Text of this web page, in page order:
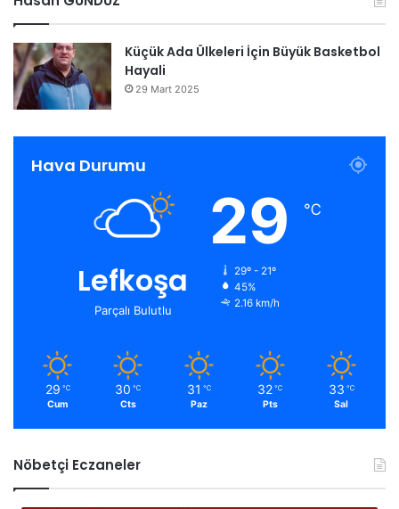
Küçük Ada Ülkeleri İçin Büyük Basketbol
Hayali
29 Mart 2025
Hava Durumu
Lefkoşa
Parçalı Bulutlu
29 ℃
29º - 21º
45%
2.16 km/h
29 ℃
Cum
30 ℃
Cts
31 ℃
Paz
32 ℃
Pts
33 ℃
Sal
Nöbetçi Eczaneler